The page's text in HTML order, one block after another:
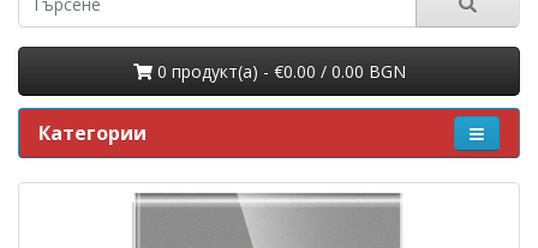
0 продукт(a) - €0.00 / 0.00 BGN
Категории